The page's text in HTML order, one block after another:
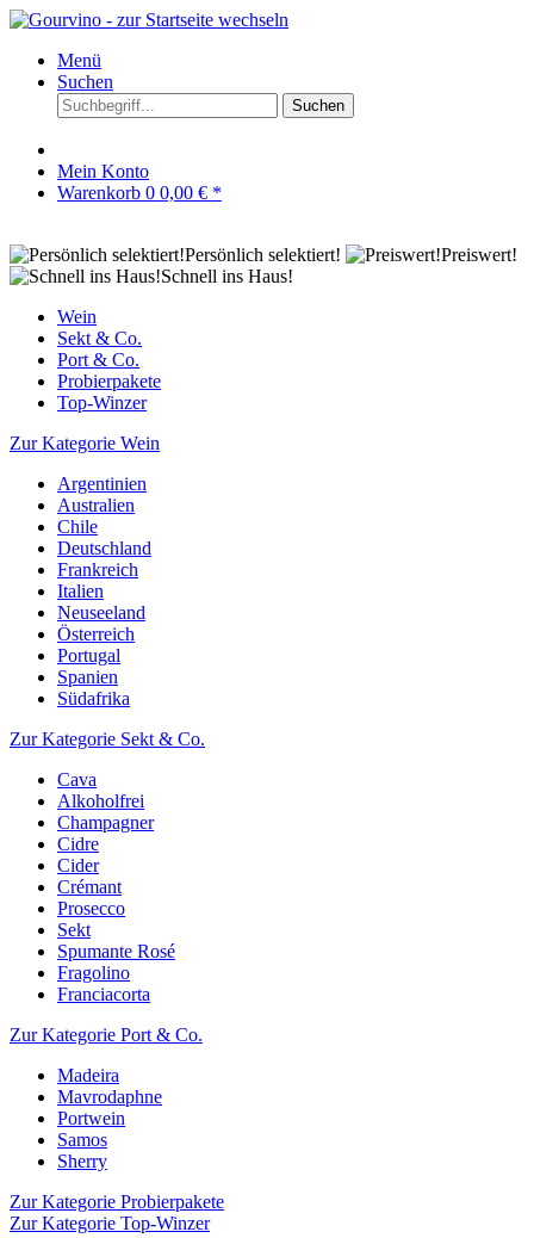
Menü
Suchen
Suchen
Mein Konto
Warenkorb 0 0,00 € *
Persönlich selektiert!
Preiswert!
Schnell ins Haus!
Wein
Sekt & Co.
Port & Co.
Probierpakete
Top-Winzer
Zur Kategorie Wein
Argentinien
Australien
Chile
Deutschland
Frankreich
Italien
Neuseeland
Österreich
Portugal
Spanien
Südafrika
Zur Kategorie Sekt & Co.
Cava
Alkoholfrei
Champagner
Cidre
Cider
Crémant
Prosecco
Sekt
Spumante Rosé
Fragolino
Franciacorta
Zur Kategorie Port & Co.
Madeira
Mavrodaphne
Portwein
Samos
Sherry
Zur Kategorie Probierpakete
Zur Kategorie Top-Winzer